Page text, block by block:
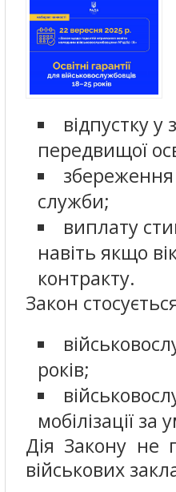
відпустку
передвищої
служби;
виплату
навіть якщо
контракту.
Закон
років;
мобілізації
Дія Закону не
військових